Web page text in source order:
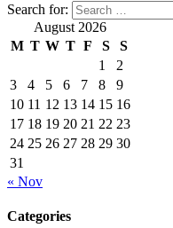
Search for:
August 2026
M T W T F S
S
1
2
3
4 5 6 7 8
9
10 11 12 13 14 15 16
17 18 19 20 21 22 23
24 25 26 27 28 29 30
31
« Nov
Categories